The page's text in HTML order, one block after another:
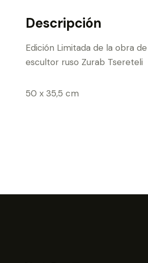
Descripción
Edición Limitada de la obra
escultor ruso Zurab Tsereteli
50 x 35,5 cm